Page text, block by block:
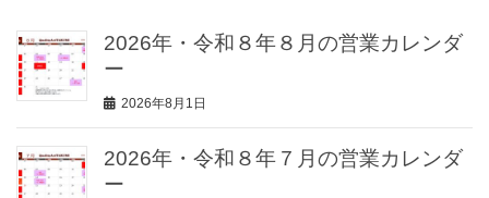
2026年・令和８年８月の営業カレンダ
ー
2026年8月1日
2026年・令和８年７月の営業カレンダ
ー